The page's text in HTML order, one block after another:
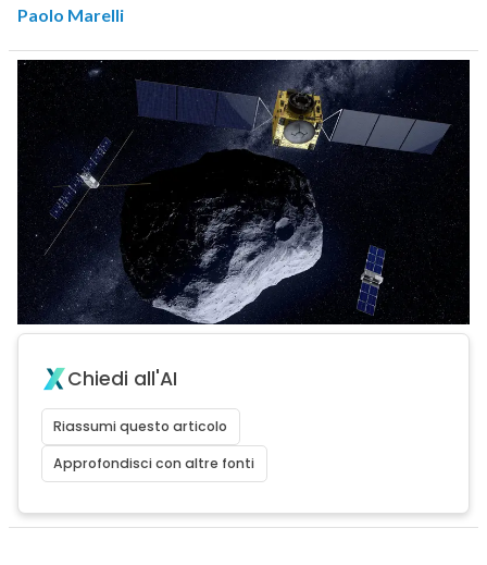
Paolo Marelli
Chiedi all'AI
Riassumi questo articolo
Approfondisci con altre fonti